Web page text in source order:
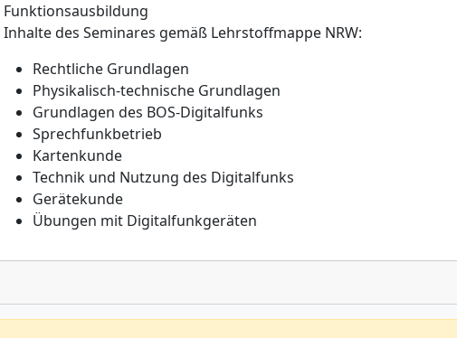
Funktionsausbildung
Inhalte des Seminares gemäß Lehrstoffmappe NRW:
Rechtliche Grundlagen
Physikalisch-technische Grundlagen
Grundlagen des BOS-Digitalfunks
Sprechfunkbetrieb
Kartenkunde
Technik und Nutzung des Digitalfunks
Gerätekunde
Übungen mit Digitalfunkgeräten